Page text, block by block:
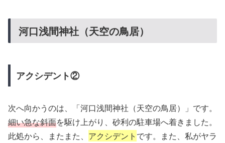
河口浅間神社（天空の鳥居）
アクシデント②
次へ向かうのは、「河口浅間神社（天空の鳥居）」です。
細い急な斜面を駆け上がり、砂利の駐車場へ着きました。
此処から、またまた、 アクシデント です。また、私がヤラ